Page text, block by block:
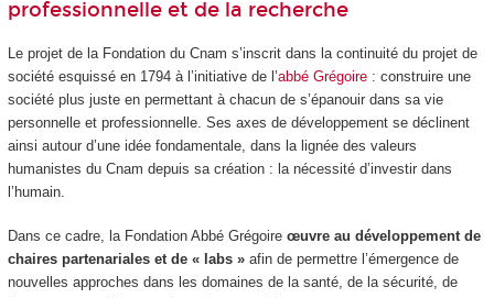
professionnelle et de la recherche
Le projet de la Fondation du Cnam s’inscrit dans la continuité du projet de
société esquissé en 1794 à l’initiative de l’abbé Grégoire: construire une
société plus juste en permettant à chacun de s’épanouir dans sa vie
personnelle et professionnelle. Ses axes de développement se déclinent
ainsi autour d’une idée fondamentale, dans la lignée des valeurs
humanistes du Cnam depuis sa création : la nécessité d’investir dans
l’humain.
Dans ce cadre, la Fondation Abbé Grégoire œuvre au développement de
chaires partenariales et de « labs »afin de permettre l’émergence de
nouvelles approches dans les domaines de la santé, de la sécurité, de